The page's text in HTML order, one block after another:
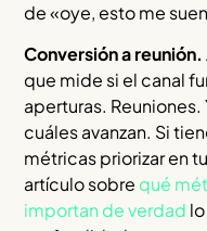
de «oye, esto me
Conversión a reunión.
que mide si el canal
aperturas.
cuáles avanzan. Si
métricas priorizar en
artículo sobre qué
importan de verdad